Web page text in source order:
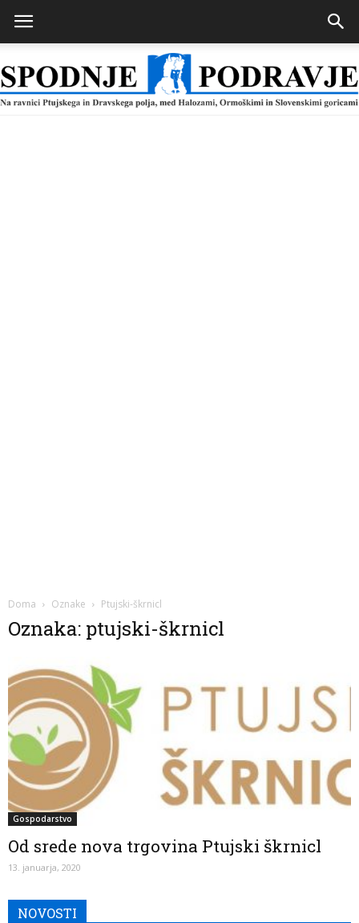
Doma Oznake Ptujski-škrnicl
Oznaka: ptujski-škrnicl
Gospodarstvo
Od srede nova trgovina Ptujski škrnicl
13. januarja, 2020
NOVOSTI